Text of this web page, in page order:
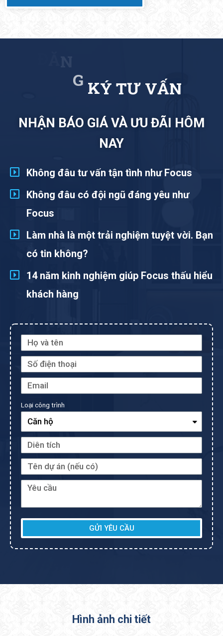
G KÝ TƯ VẤN
NHẬN BÁO GIÁ VÀ ƯU ĐÃI HÔM
NAY
Không đâu tư vấn tận tình như Focus
Không đâu có đội ngũ đáng yêu như
Focus
Làm nhà là một trải nghiệm tuyệt vời. Bạn
có tin không?
14 năm kinh nghiệm giúp Focus thấu hiểu
khách hàng
Loại công trình
GỬI YÊU CẦU
Hình ảnh chi tiết